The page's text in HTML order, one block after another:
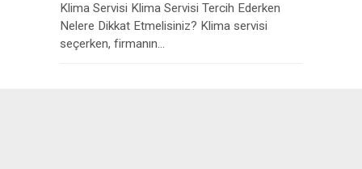
Klima Servisi Klima Servisi Tercih Ederken
Nelere Dikkat Etmelisiniz? Klima servisi
seçerken, firmanın...